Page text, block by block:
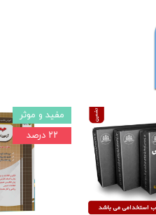
مفید و موثر
۲۲ درصد